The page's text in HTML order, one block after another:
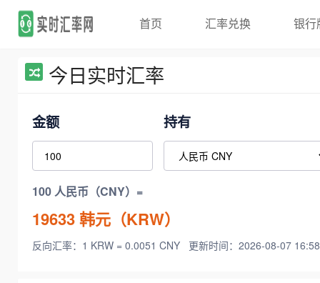
首页 汇率兑换 银行
今日实时汇率
金额 持有
100 人民币（CNY）=
19633韩元（KRW）
反向汇率：1 KRW = 0.0051 CNY 更新时间：2026-08-07